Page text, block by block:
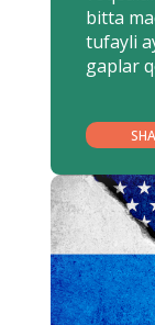
bitta
tufayli
gaplar